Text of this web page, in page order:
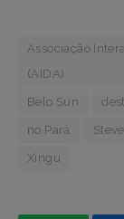
Associação
(AIDA)
Belo Sun
no Pará
Xingu